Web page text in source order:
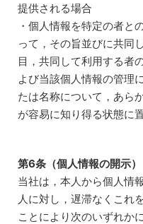
提供される場合
・個人情報を特定の者と
って，その旨並びに共同
目，共同して利用する者
よび当該個人情報の管理
たは名称について，あら
が容易に知り得る状態に
第6条（個人情報の開示）
当社は，本人から個人情
人に対し，遅滞なくこれ
ことにより次のいずれか